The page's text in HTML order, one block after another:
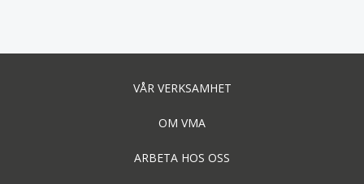
VÅR VERKSAMHET
OM VMA
ARBETA HOS OSS